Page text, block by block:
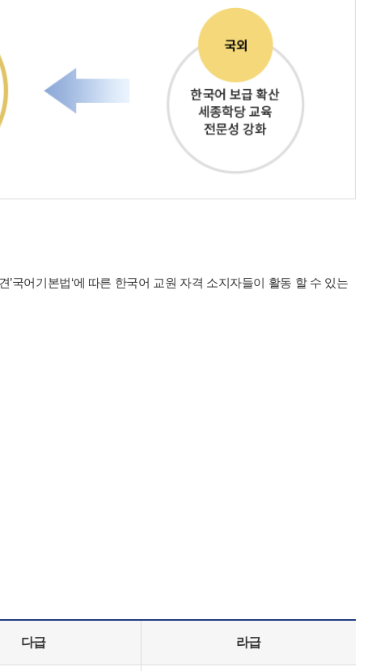
국어기본법‘에 따른 한국어 교원 자격 소지자들이 활동 할 수 있는
다급 라급